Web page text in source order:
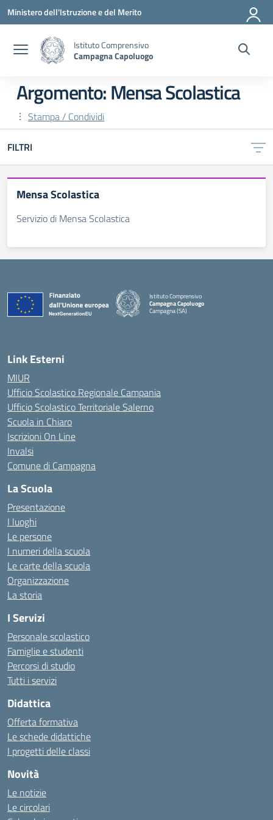
Vai ai contenuti
Vai al menu di navigazione
Vai al footer
Ministero dell'Istruzione e del Merito
Istituto Comprensivo
Campagna Capoluogo
Argomento: Mensa Scolastica
Stampa / Condividi
FILTRI
Mensa Scolastica
Servizio di Mensa Scolastica
Istituto Comprensivo
Campagna Capoluogo
Campagna (SA)
Link Esterni
MIUR
Ufficio Scolastico Regionale Campania
Ufficio Scolastico Territoriale Salerno
Scuola in Chiaro
Iscrizioni On Line
Invalsi
Comune di Campagna
La Scuola
Presentazione
I luoghi
Le persone
I numeri della scuola
Le carte della scuola
Organizzazione
La storia
I Servizi
Personale scolastico
Famiglie e studenti
Percorsi di studio
Tutti i servizi
Didattica
Offerta formativa
Le schede didattiche
I progetti delle classi
Novità
Le notizie
Le circolari